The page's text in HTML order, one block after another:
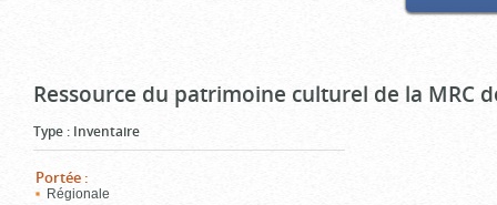
Ressource du patrimoine culturel de la MRC
Type : Inventaire
Portée :
Régionale